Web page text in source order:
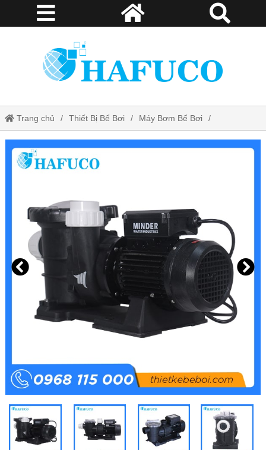
Trang chủ Thiết Bị Bể Bơi Máy Bơm Bể Bơi
Máy Bơm Minder MVP